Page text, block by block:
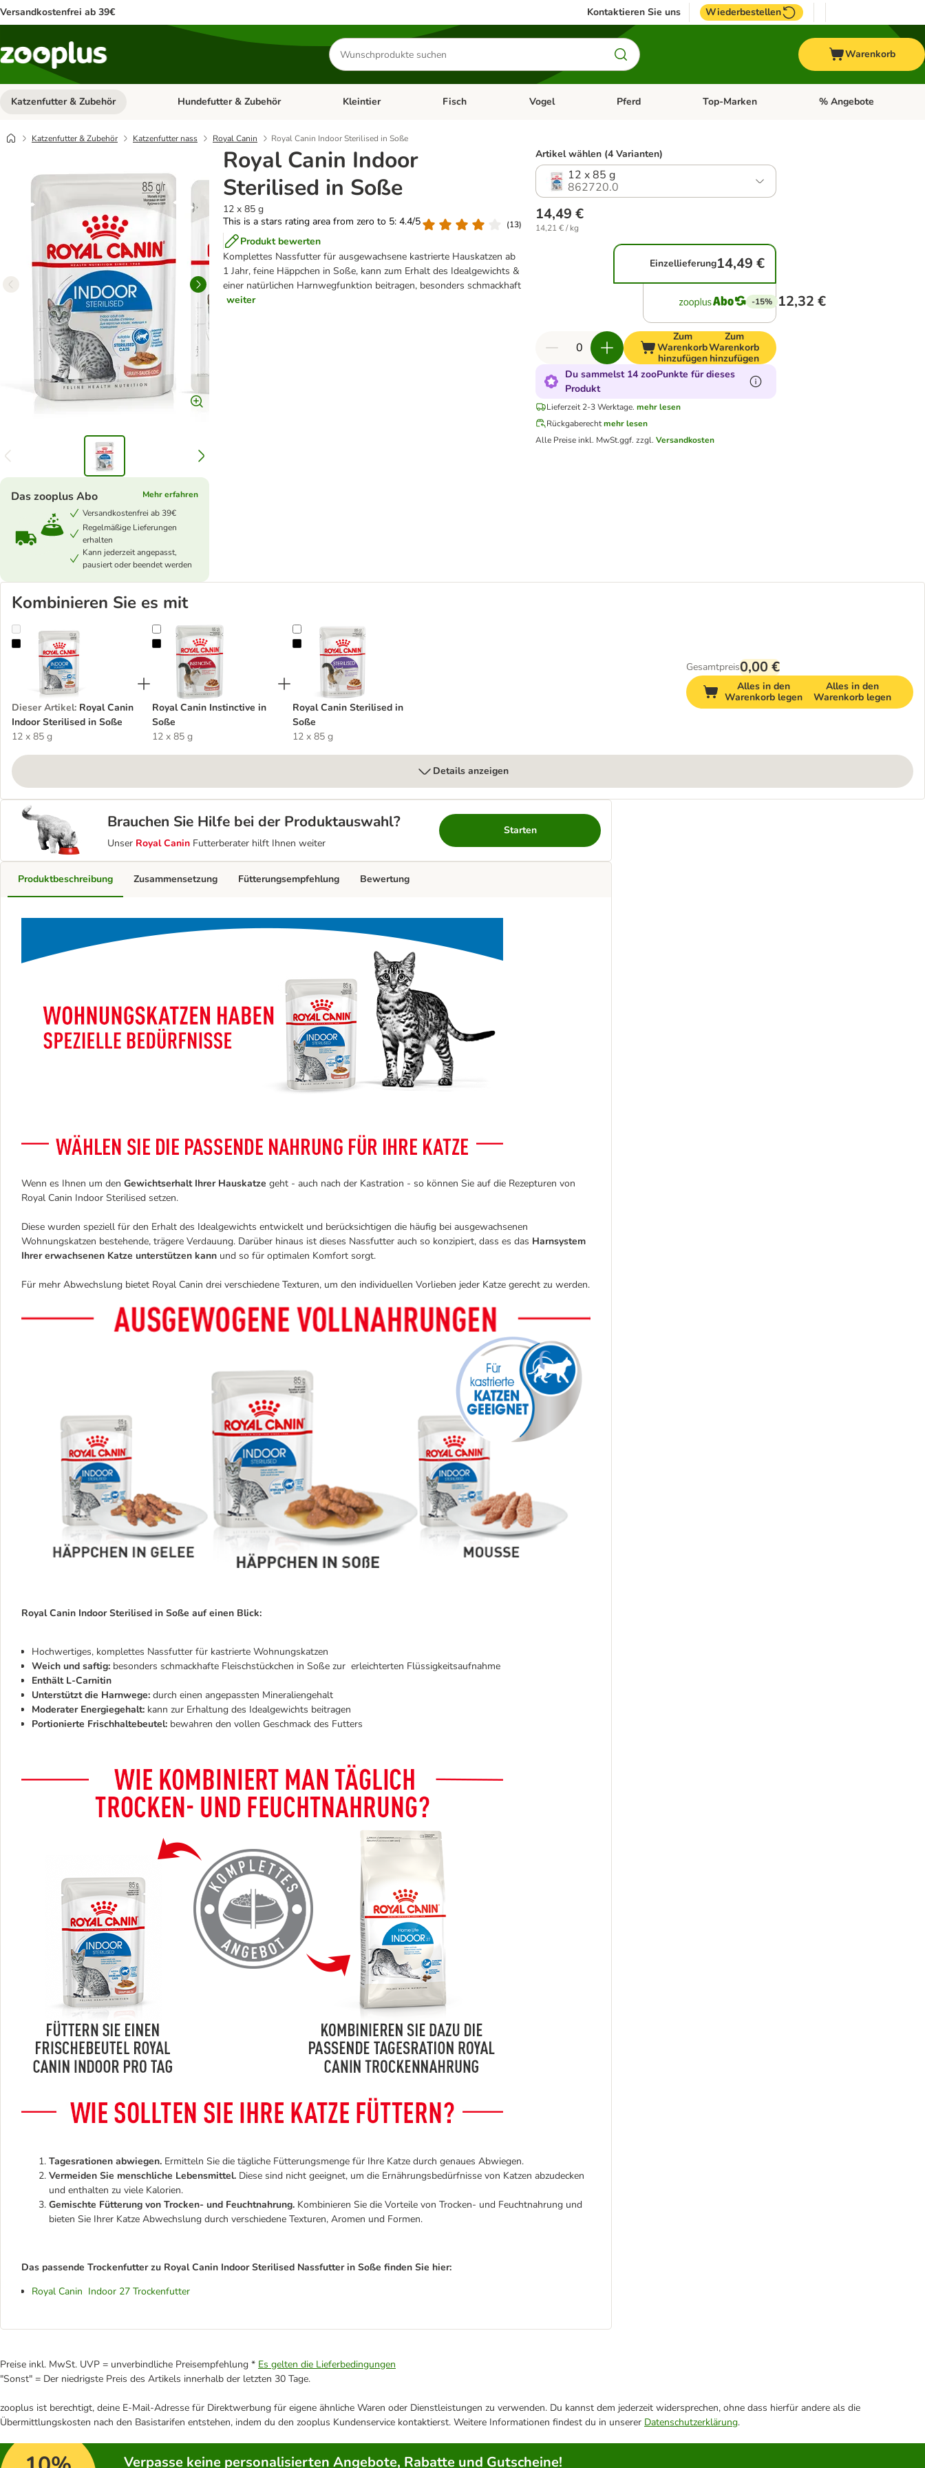
Versandkostenfrei ab 39€ Kontaktieren Sie uns Wiederbestellen
Produkte
suchen
Warenkorb
Katzenfutter & Zubehör Kategorie-Menü öffnen: Katzenfutter & Zubehör
Hundefutter & Zubehör Kategorie-Menü öffnen: Hundefutter & Zubehör
Kleintier Kategorie-Menü öffnen: Kleintier
Fisch Kategorie-Menü öffnen: Fisch
Vogel Kategorie-Menü öffnen: Vogel
Pferd Kategorie-Menü öffnen: Pferd
Top-Marken Kategorie-Menü öffnen:
% Angebote
Katzenfutter & Zubehör Katzenfutter nass Royal Canin Royal Canin Indoor Sterilised in Soße
Royal Canin Indoor
Sterilised in Soße
12 x 85 g
This is a stars rating area from zero to 5: 4.4/5
(13)
Produkt bewerten
Komplettes Nassfutter für ausgewachsene kastrierte Hauskatzen ab
1 Jahr, feine Häppchen in Soße, kann zum Erhalt des Idealgewichts &
einer natürlichen Harnwegfunktion beitragen, besonders schmackhaft
weiter
Das zooplus Abo
Mehr erfahren
Versandkostenfrei ab 39€
Regelmäßige Lieferungen
erhalten
Kann jederzeit angepasst,
pausiert oder beendet werden
Artikel wählen (4 Varianten)
12 x 85 g
862720.0
14,49 €
14,21 € / kg
Einzellieferung14,49 €
-15% 12,32 €
Zum
Warenkorb
hinzufügen
Zum
Warenkorb
hinzufügen
Du sammelst 14 zooPunkte für dieses
Produkt
Lieferzeit 2-3 Werktage. mehr lesen
Rückgaberechtmehr lesen
Alle Preise inkl. MwSt.ggf. zzgl. Versandkosten
Kombinieren Sie es mit
Royal Canin Indoor Sterilised in Soße
Dieser Artikel: Royal Canin
Indoor Sterilised in Soße
12 x 85 g
Royal Canin Instinctive in Soße
Royal Canin Instinctive in
Soße
12 x 85 g
Royal Canin Sterilised in Soße
Royal Canin Sterilised in
Soße
12 x 85 g
Gesamtpreis0,00 €
Alles in den
Warenkorb legen
Alles in den
Warenkorb legen
Details anzeigen
Brauchen Sie Hilfe bei der Produktauswahl?
Unser Royal Canin Futterberater hilft Ihnen weiter
Starten
Produktbeschreibung
Wenn es Ihnen um den Gewichtserhalt Ihrer Hauskatze geht - auch nach der Kastration - so können Sie auf die Rezepturen von
Royal Canin Indoor Sterilised setzen.
Diese wurden speziell für den Erhalt des Idealgewichts entwickelt und berücksichtigen die häufig bei ausgewachsenen
Wohnungskatzen bestehende, trägere Verdauung. Darüber hinaus ist dieses Nassfutter auch so konzipiert, dass es das Harnsystem
Ihrer erwachsenen Katze unterstützen kann und so für optimalen Komfort sorgt.
Für mehr Abwechslung bietet Royal Canin drei verschiedene Texturen, um den individuellen Vorlieben jeder Katze gerecht zu werden.
Royal Canin Indoor Sterilised in Soße auf einen Blick:
Hochwertiges, komplettes Nassfutter für kastrierte Wohnungskatzen
Weich und saftig: besonders schmackhafte Fleischstückchen in Soße zur erleichterten Flüssigkeitsaufnahme
Enthält L-Carnitin
Unterstützt die Harnwege: durch einen angepassten Mineraliengehalt
Moderater Energiegehalt: kann zur Erhaltung des Idealgewichts beitragen
Portionierte Frischhaltebeutel: bewahren den vollen Geschmack des Futters
Tagesrationen abwiegen. Ermitteln Sie die tägliche Fütterungsmenge für Ihre Katze durch genaues Abwiegen.
Vermeiden Sie menschliche Lebensmittel. Diese sind nicht geeignet, um die Ernährungsbedürfnisse von Katzen abzudecken
und enthalten zu viele Kalorien.
Gemischte Fütterung von Trocken- und Feuchtnahrung. Kombinieren Sie die Vorteile von Trocken- und Feuchtnahrung und
bieten Sie Ihrer Katze Abwechslung durch verschiedene Texturen, Aromen und Formen.
Das passende Trockenfutter zu Royal Canin Indoor Sterilised Nassfutter in Soße finden Sie hier:
Royal Canin Indoor 27 Trockenfutter
Zusammensetzung Fütterungsempfehlung Bewertung
Preise inkl. MwSt. UVP = unverbindliche Preisempfehlung * Es gelten die Lieferbedingungen
"Sonst" = Der niedrigste Preis des Artikels innerhalb der letzten 30 Tage.
zooplus ist berechtigt, deine E-Mail-Adresse für Direktwerbung für eigene ähnliche Waren oder Dienstleistungen zu verwenden. Du kannst dem jederzeit widersprechen, ohne dass hierfür andere als die
Übermittlungskosten nach den Basistarifen entstehen, indem du den zooplus Kundenservice kontaktierst. Weitere Informationen findest du in unserer Datenschutzerklärung.
Verpasse keine personalisierten Angebote, Rabatte und Gutscheine!